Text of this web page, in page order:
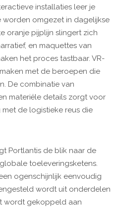
installaties leer je
omgezet in dagelijkse
oranje pijplijn slingert zich
en maquettes van
het proces tastbaar. VR-
met de beroepen die
De combinatie van
materiële details zorgt voor
de logistieke reus die
Portlantis de blik naar de
toeleveringsketens.
ogenschijnlijk eenvoudig
wordt uit onderdelen
wordt gekoppeld aan